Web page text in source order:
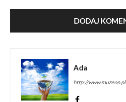
Ada
http://www.muzeon.pl